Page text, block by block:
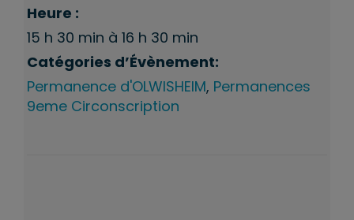
Heure :
15 h 30 min à 16 h 30 min
Catégories d’Évènement:
Permanence d'OLWISHEIM, Permanences
9eme Circonscription